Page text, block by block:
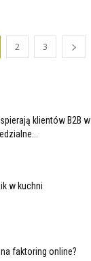
2 3
klientów B2B w
w kuchni
faktoring online?